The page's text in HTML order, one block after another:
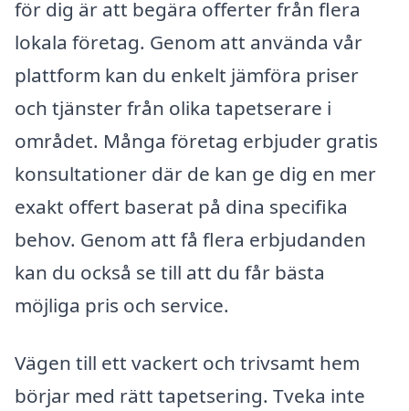
för dig är att begära offerter från flera
lokala företag. Genom att använda vår
plattform kan du enkelt jämföra priser
och tjänster från olika tapetserare i
området. Många företag erbjuder gratis
konsultationer där de kan ge dig en mer
exakt offert baserat på dina specifika
behov. Genom att få flera erbjudanden
kan du också se till att du får bästa
möjliga pris och service.
Vägen till ett vackert och trivsamt hem
börjar med rätt tapetsering. Tveka inte